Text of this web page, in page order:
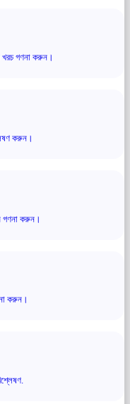
খরচ গণনা করুন।
করুন।
গণনা করুন।
করুন।